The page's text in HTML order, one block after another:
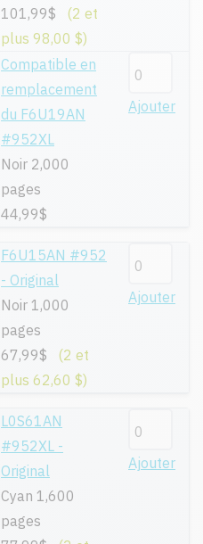
101,99$
(2 et
plus 98,00 $)
Compatible en
remplacement
du F6U19AN
#952XL
Noir 2,000
pages
44,99$
Ajouter
F6U15AN #952
- Original
Noir 1,000
pages
67,99$
(2 et
plus 62,60 $)
Ajouter
L0S61AN
#952XL -
Original
Cyan 1,600
pages
Ajouter